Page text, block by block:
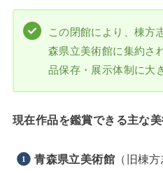
この閉館により、棟方
森県立美術館に集約さ
品保存・展示体制に大
現在作品を鑑賞できる主な
青森県立美術館 （旧棟